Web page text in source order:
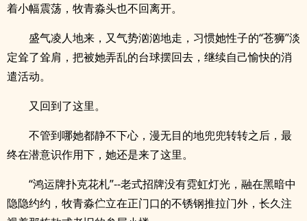
着小幅震荡，牧青淼头也不回离开。
盛气凌人地来，又气势汹汹地走，习惯她性子的“苍狮”淡
定耸了耸肩，把被她弄乱的台球摆回去，继续自己愉快的消
遣活动。
又回到了这里。
不管到哪她都静不下心，漫无目的地兜兜转转之后，最
终在潜意识作用下，她还是来了这里。
“鸿运牌扑克花札”--老式招牌没有霓虹灯光，融在黑暗中
隐隐约约，牧青淼伫立在正门口的不锈钢推拉门外，长久注